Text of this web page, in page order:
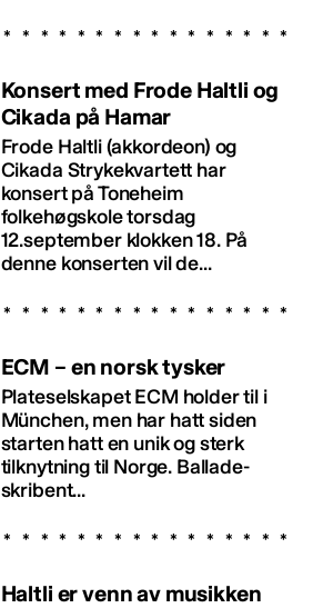
Konsert med Frode Haltli og
Cikada på Hamar
Frode Haltli (akkordeon) og
Cikada Strykekvartett har
konsert på Toneheim
folkehøgskole torsdag
12.september klokken 18. På
denne konserten vil de...
ECM – en norsk tysker
Plateselskapet ECM holder til i
München, men har hatt siden
starten hatt en unik og sterk
tilknytning til Norge. Ballade-
skribent...
Haltli er venn av musikken